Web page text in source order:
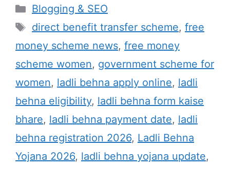
Categories
Blogging & SEO
Tags
direct benefit transfer scheme, free
money scheme news, free money
scheme women, government scheme for
women, ladli behna apply online, ladli
behna eligibility, ladli behna form kaise
bhare, ladli behna payment date, ladli
behna registration 2026, Ladli Behna
Yojana 2026, ladli behna yojana update,